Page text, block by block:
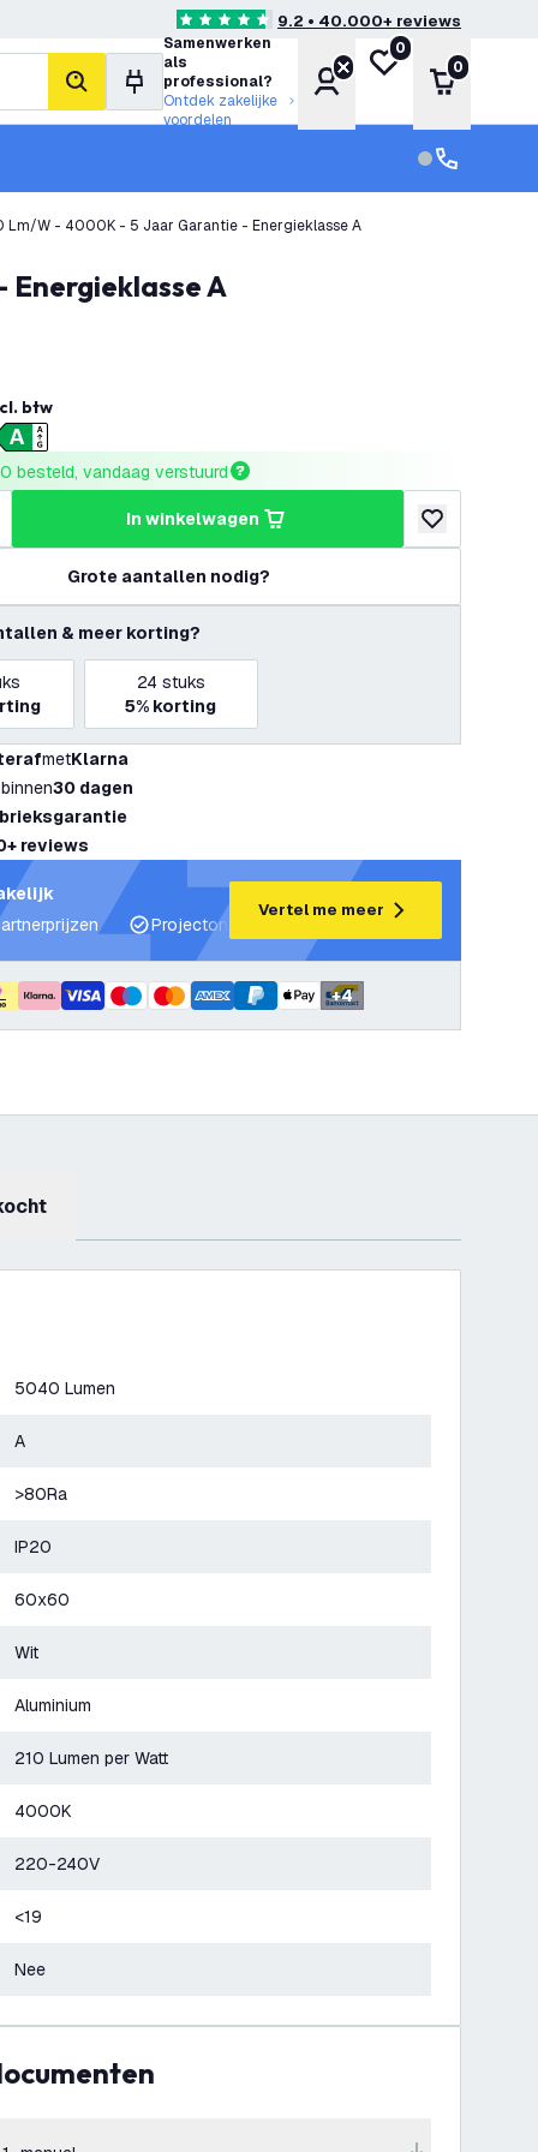
4.6 score sterren9.2 • 40.000+ reviews
zoeken
Samenwerken
als
professional?
Ontdek zakelijke
voordelen
Account
Mijn verlanglijst
0
0
Lm/W - 4000K - 5 Jaar Garantie - Energieklasse A
Energieklasse A
btw
besteld, vandaag verstuurd
hoeveelheidin winkelwagen
toevoegen
Grote aantallen nodig?
& meer korting?
24 stuks
5% korting
metKlarna
30 dagen
reviews
Projectondersteuning en lichtplannen
Vertel me meer
+4
5040 Lumen
A
>80Ra
IP20
60x60
Wit
Aluminium
210 Lumen per Watt
4000K
220-240V
<19
Nee